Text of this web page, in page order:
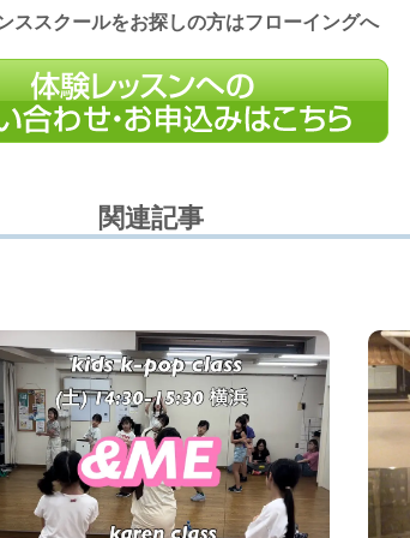
ススクールをお探しの方はフローイングへ
関連記事